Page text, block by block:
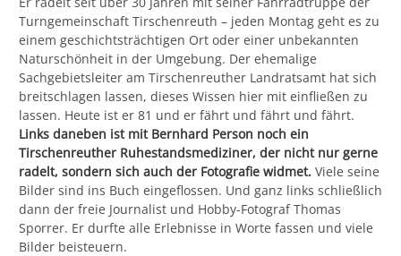
Turngemeinschaft Tirschenreuth – jeden Montag geht es zu
einem geschichtsträchtigen Ort oder einer unbekannten
Naturschönheit in der Umgebung. Der ehemalige
Sachgebietsleiter am Tirschenreuther Landratsamt hat sich
breitschlagen lassen, dieses Wissen hier mit einfließen zu
lassen. Heute ist er 81 und er fährt und fährt und fährt.
Links daneben ist mit Bernhard Person noch ein
Tirschenreuther Ruhestandsmediziner, der nicht nur gerne
radelt, sondern sich auch der Fotografie widmet. Viele seine
Bilder sind ins Buch eingeflossen. Und ganz links schließlich
dann der freie Journalist und Hobby-Fotograf Thomas
Sporrer. Er durfte alle Erlebnisse in Worte fassen und viele
Bilder beisteuern.